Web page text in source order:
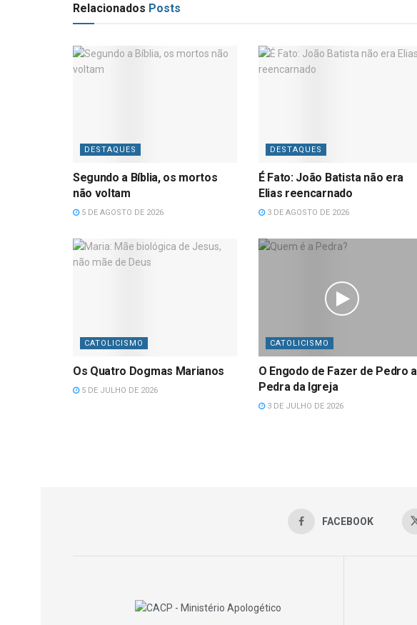
Relacionados Posts
DESTAQUES
Segundo a Bíblia, os mortos
não voltam
5 DE AGOSTO DE 2026
DESTAQUES
É Fato: João Batista não era
Elias reencarnado
3 DE AGOSTO DE 2026
CATOLICISMO
Os Quatro Dogmas Marianos
5 DE JULHO DE 2026
CATOLICISMO
O Engodo de Fazer de Pedro a
Pedra da Igreja
3 DE JULHO DE 2026
FACEBOOK